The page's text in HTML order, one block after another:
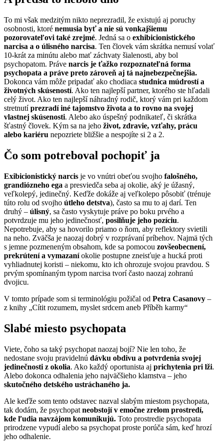
To mi však medzitým nikto neprezradil, že existujú aj poruchy
osobnosti, ktoré nemusia byť a nie sú vonkajšiemu
pozorovateľovi také zrejmé. Jedná sa o exhibicionistického
narcisa a o úlisného narcisa. Ten človek vám skrátka nemusí volať
10-krát za minútu alebo mať záchvaty šialenosti, aby bol
psychopatom. Práve narcis je ťažko rozpoznateľná forma
psychopata a práve preto zároveň aj tá najnebezpečnejšia.
Dokonca vám môže pripadať ako chodiaca studnica múdrostí a
životných skúseností. Ako ten najlepší partner, ktorého ste hľadali
celý život. Ako ten najlepší náhradný rodič, ktorý vám pri každom
stretnutíprezradí iné tajomstvo života a to rovno na svojej
vlastnej skúsenosti. Alebo ako úspešný podnikateľ, či skrátka
šťastný človek. Kým sa na jeho život, zdravie, vzťahy, prácu
alebo kariéru nepozriete bližšie a nespojíte si 2 a 2.
Čo som potreboval pochopiť ja
Exibicionistický narcis je vo vnútri obeťou svojho falošného,
grandiózneho ega a presviedča seba aj okolie, aký je úžasný,
veľkolepý, jedinečný. Keďže dokáže aj veľkolepo pôsobiť (trénuje
túto rolu od svojho útleho detstva), často sa mu to aj darí. Ten
druhý – úlisný, sa často vyskytuje práve po boku prvého a
potvrdzuje mu jeho jedinečnosť, posilňuje jeho pozíciu.
Nepotrebuje, aby sa hovorilo priamo o ňom, aby reflektory svietili
na neho. Zväčša je naozaj dobrý v rozprávaní príbehov. Najmä tých
s jemne pozmeneným obsahom, kde sa pomocou zovšeobecnení,
prekrútení a vymazaníokolie postupne zneisťuje a hucká proti
vyhliadnutej koristi – niekomu, kto ich ohrozuje svojou pravdou. S
prvým spomínaným typom narcisa tvorí často naozaj zohranú
dvojicu.
V tomto prípade som si terminológiu požičal od Petra Casanovy –
z knihy „Cítit rozumem, myslet srdcem aneb Příběh karmy“
Slabé miesto psychopata
Viete, čoho sa taký psychopat naozaj bojí? Nie len toho, že
nedostane svoju pravidelnú dávku obdivu a potvrdenia svojej
jedinečnosti z okolia. Ako každý oportunista aj prichytenia pri lži.
Alebo dokonca odhalenia jeho najväčšieho klamstva – jeho
skutočného detského ustráchaného ja.
Ale keďže som tento odstavec nazval slabým miestom psychopata,
tak dodám, že psychopat neobstojí v emočne zrelom prostredí,
kde ľudia navzájom komunikujú. Toto prostredie psychopata
prirodzene vypudí alebo sa psychopat proste porúča sám, keď hrozí
jeho odhalenie.